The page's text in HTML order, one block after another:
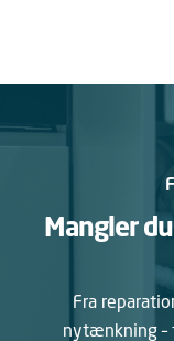
Mangler
Fra
nytænkning –